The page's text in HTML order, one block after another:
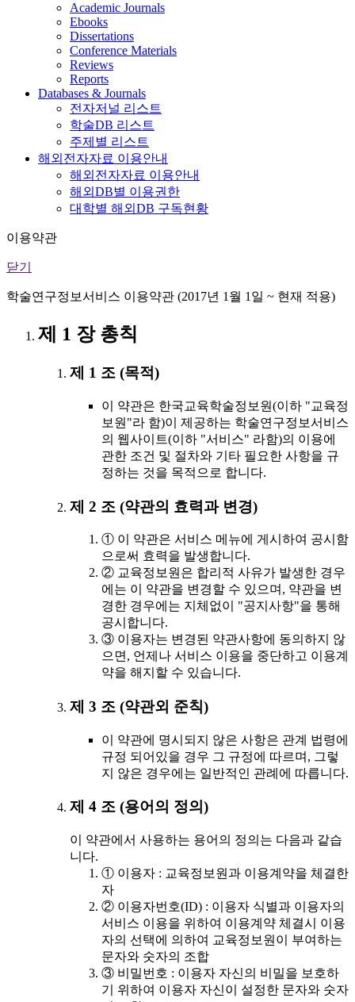
Academic Journals
Ebooks
Dissertations
Conference Materials
Reviews
Reports
Databases & Journals
전자저널 리스트
학술DB 리스트
주제별 리스트
해외전자자료 이용안내
해외전자자료 이용안내
해외DB별 이용권한
대학별 해외DB 구독현황
이용약관
닫기
학술연구정보서비스 이용약관 (2017년 1월 1일 ~ 현재 적용)
제 1 장 총칙
제 1 조 (목적)
이 약관은 한국교육학술정보원(이하 "교육정
보원"라 함)이 제공하는 학술연구정보서비스
의 웹사이트(이하 "서비스" 라함)의 이용에
관한 조건 및 절차와 기타 필요한 사항을 규
정하는 것을 목적으로 합니다.
제 2 조 (약관의 효력과 변경)
① 이 약관은 서비스 메뉴에 게시하여 공시함
으로써 효력을 발생합니다.
② 교육정보원은 합리적 사유가 발생한 경우
에는 이 약관을 변경할 수 있으며, 약관을 변
경한 경우에는 지체없이 "공지사항"을 통해
공시합니다.
③ 이용자는 변경된 약관사항에 동의하지 않
으면, 언제나 서비스 이용을 중단하고 이용계
약을 해지할 수 있습니다.
제 3 조 (약관외 준칙)
이 약관에 명시되지 않은 사항은 관계 법령에
규정 되어있을 경우 그 규정에 따르며, 그렇
지 않은 경우에는 일반적인 관례에 따릅니다.
제 4 조 (용어의 정의)
이 약관에서 사용하는 용어의 정의는 다음과 같습
니다.
① 이용자 : 교육정보원과 이용계약을 체결한
자
② 이용자번호(ID) : 이용자 식별과 이용자의
서비스 이용을 위하여 이용계약 체결시 이용
자의 선택에 의하여 교육정보원이 부여하는
문자와 숫자의 조합
③ 비밀번호 : 이용자 자신의 비밀을 보호하
기 위하여 이용자 자신이 설정한 문자와 숫자